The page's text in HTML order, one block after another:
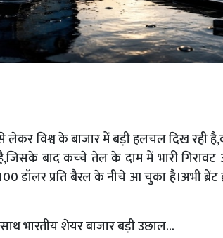
से लेकर विश्व के बाजार में बड़ी हलचल दिख रही
बाद कच्‍चे तेल के दाम में भारी गिरावट
डॉलर प्रति बैरल के नीचे आ चुका है।अभी
भारतीय शेयर बाजार बड़ी उछाल...